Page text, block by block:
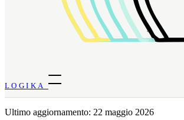
LOGIKA
Ultimo aggiornamento: 22 maggio 2026